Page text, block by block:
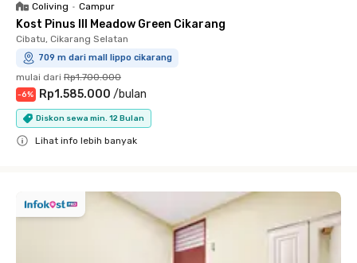
Coliving • Campur
Kost Pinus III Meadow Green Cikarang
Cibatu, Cikarang Selatan
709 m dari mall lippo cikarang
mulai dari Rp1.700.000
-6% Rp1.585.000 /bulan
Diskon sewa min. 12 Bulan
Lihat info lebih banyak